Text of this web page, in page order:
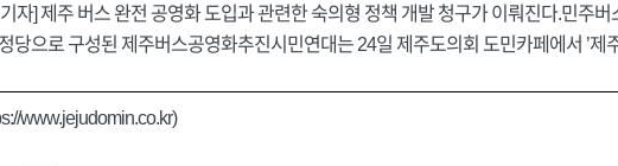
자] 제주 버스 완전 공영화 도입과 관련한 숙의형 정책 개발 청구가 이뤄진다.민주
당으로 구성된 제주버스공영화추진시민연대는 24일 제주도의회 도민카페에서 ’제
www.jejudomin.co.kr)